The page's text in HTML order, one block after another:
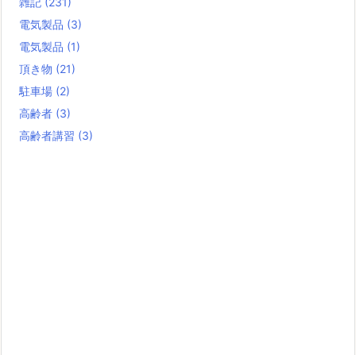
電気製品 (3)
電気製品 (1)
頂き物 (21)
駐車場 (2)
高齢者 (3)
高齢者講習 (3)